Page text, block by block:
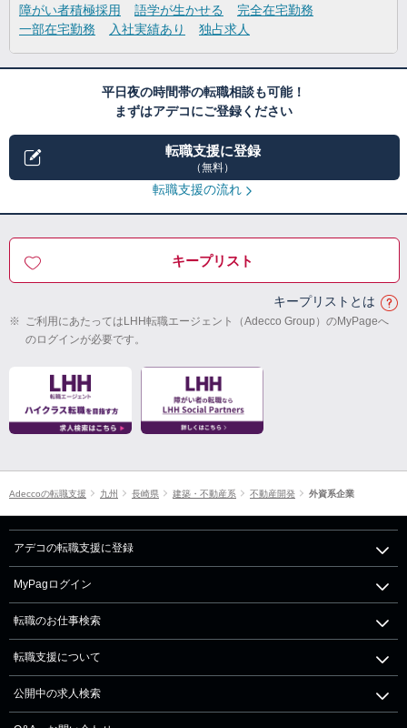
障がい者積極採用
語学が生かせる
完全在宅勤務
一部在宅勤務
入社実績あり 独占求人
平日夜の時間帯の転職相談も可能！
まずはアデコにご登録ください
転職支援に登録
（無料）
転職支援の流れ
キープリスト
キープリストとは
※ ご利用にあたってはLHH転職エージェント（Adecco Group）のMyPageへ
のログインが必要です。
Adeccoの転職支援 九州 長崎県 建築・不動産系 不動産開発 外資系企業
アデコの転職支援に登録
MyPagログイン
転職のお仕事検索
転職支援について
公開中の求人検索